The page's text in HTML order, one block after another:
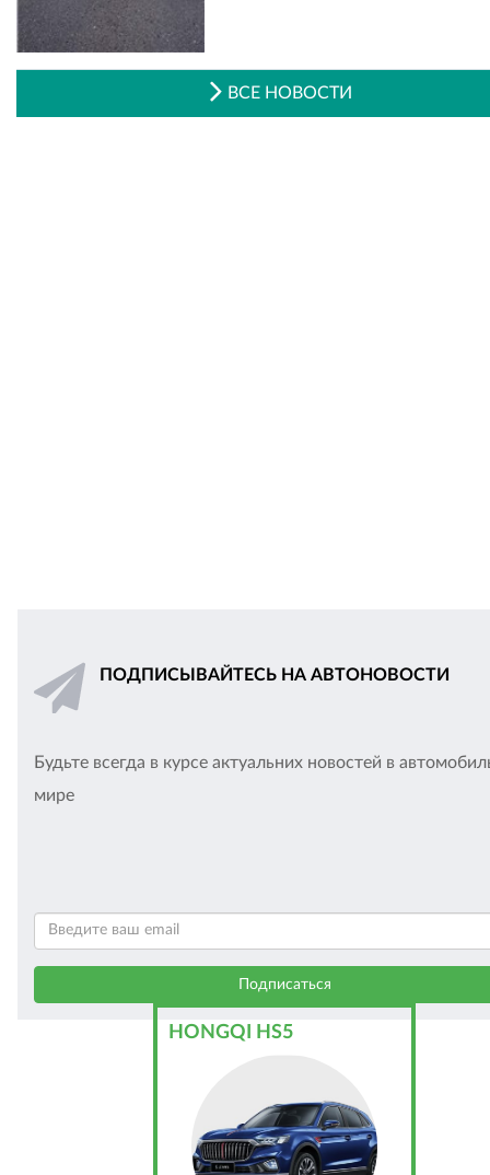
ВСЕ НОВОСТИ
ПОДПИСЫВАЙТЕСЬ НА АВТОНОВОСТИ
Будьте всегда в курсе актуальних новостей в
мире
HONGQI HS5